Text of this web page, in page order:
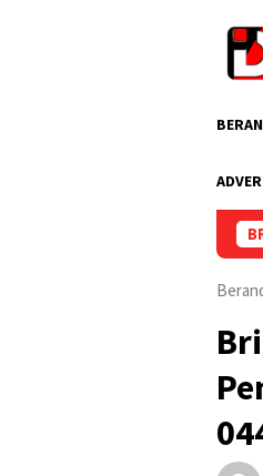
Semarak HUT RI